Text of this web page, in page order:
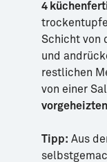
4
Schicht von
und
restlichen
von einer
Tipp: Aus